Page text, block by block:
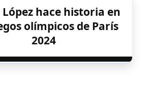
hace historia en
olímpicos de París
2024